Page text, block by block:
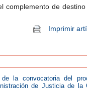
complemento de
Imprimir
la convocatoria del
de Justicia de la